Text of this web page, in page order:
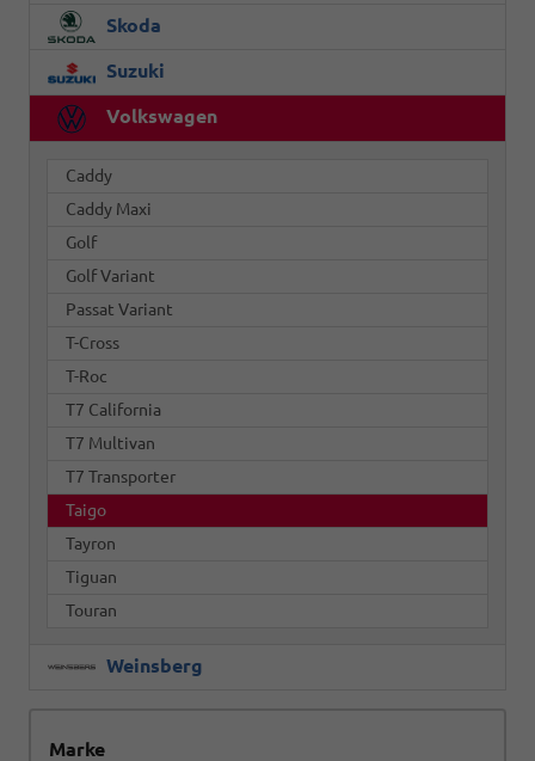
Skoda
Suzuki
Volkswagen
Caddy
Caddy Maxi
Golf
Golf Variant
Passat Variant
T-Cross
T-Roc
T7 California
T7 Multivan
T7 Transporter
Taigo
Tayron
Tiguan
Touran
Weinsberg
Marke